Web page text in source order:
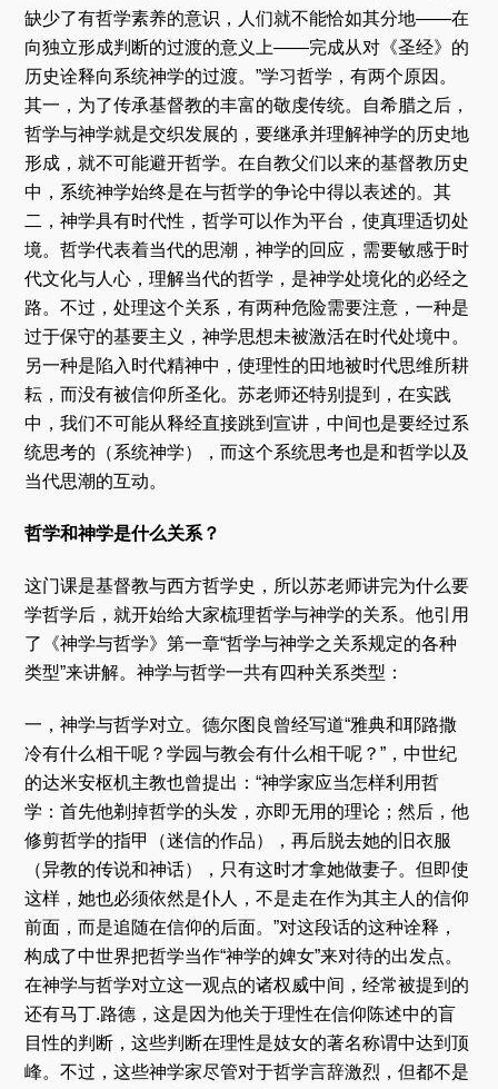
缺少了有哲学素养的意识，人们就不能恰如其分地——在
向独立形成判断的过渡的意义上——完成从对《圣经》的
历史诠释向系统神学的过渡。”学习哲学，有两个原因。
其一，为了传承基督教的丰富的敬虔传统。自希腊之后，
哲学与神学就是交织发展的，要继承并理解神学的历史地
形成，就不可能避开哲学。在自教父们以来的基督教历史
中，系统神学始终是在与哲学的争论中得以表述的。其
二，神学具有时代性，哲学可以作为平台，使真理适切处
境。哲学代表着当代的思潮，神学的回应，需要敏感于时
代文化与人心，理解当代的哲学，是神学处境化的必经之
路。不过，处理这个关系，有两种危险需要注意，一种是
过于保守的基要主义，神学思想未被激活在时代处境中。
另一种是陷入时代精神中，使理性的田地被时代思维所耕
耘，而没有被信仰所圣化。苏老师还特别提到，在实践
中，我们不可能从释经直接跳到宣讲，中间也是要经过系
统思考的（系统神学），而这个系统思考也是和哲学以及
当代思潮的互动。
哲学和神学是什么关系？
这门课是基督教与西方哲学史，所以苏老师讲完为什么要
学哲学后，就开始给大家梳理哲学与神学的关系。他引用
了《神学与哲学》第一章“哲学与神学之关系规定的各种
类型”来讲解。神学与哲学一共有四种关系类型：
一，神学与哲学对立。德尔图良曾经写道“雅典和耶路撒
冷有什么相干呢？学园与教会有什么相干呢？”，中世纪
的达米安枢机主教也曾提出：“神学家应当怎样利用哲
学：首先他剃掉哲学的头发，亦即无用的理论；然后，他
修剪哲学的指甲（迷信的作品），再后脱去她的旧衣服
（异教的传说和神话），只有这时才拿她做妻子。但即使
这样，她也必须依然是仆人，不是走在作为其主人的信仰
前面，而是追随在信仰的后面。”对这段话的这种诠释，
构成了中世界把哲学当作“神学的婢女”来对待的出发点。
在神学与哲学对立这一观点的诸权威中间，经常被提到的
还有马丁.路德，这是因为他关于理性在信仰陈述中的盲
目性的判断，这些判断在理性是妓女的著名称谓中达到顶
峰。不过，这些神学家尽管对于哲学言辞激烈，但都不是